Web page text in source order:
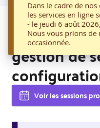
Dans le cadre de
les services en ligne
- le jeudi 6 août
Nous vous prions de
occasionnée.
AFFICHER LE FIL D'ARIANE
06.
gestion de
Voir les sessions